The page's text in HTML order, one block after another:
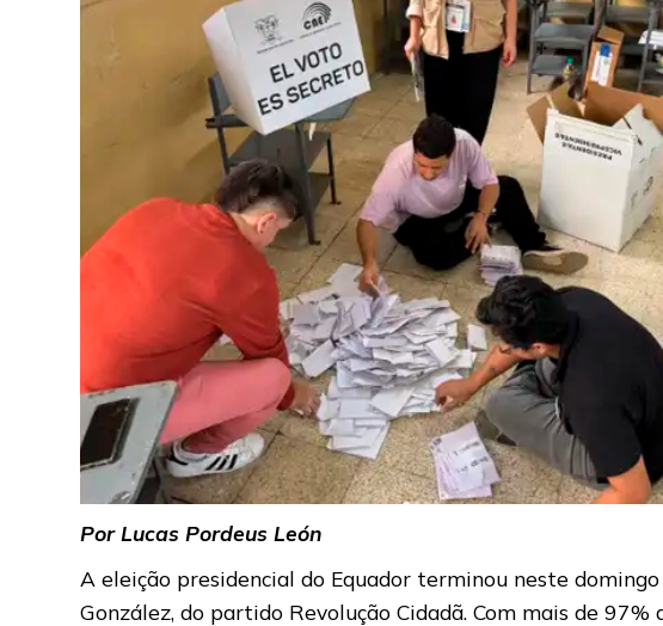
Por Lucas Pordeus León
A eleição presidencial do Equador terminou neste
González, do partido Revolução Cidadã. Com mais de